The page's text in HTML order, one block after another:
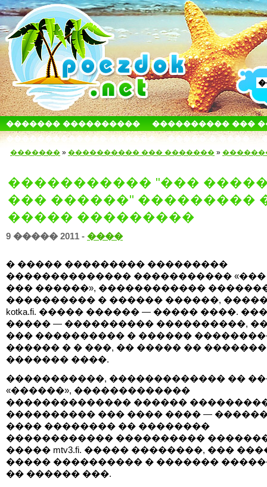
������� ����������
���������� ���
������������� ������
����� � ����
������� » ���������� ��� ������� »
����������� "���
��� ������" ���������
����� ���������
9 ����� 2011 - ����
� ����� ��������� ���������
�������������� �����������
��� ������», ������������
���������� � ������ ������,
kotka.fi. ����� ������ — ����� ����.
����� — ���������� ����������,
��� ���������� � ������
������ � � ���, �� ����� �� �������
������� ����.
�����������, ������������� ��
«������», �������������
�������������� ������
���������� ��� ���� ���� —
���� �������� �� ��������
������������ ����������
����� mtv3.fi. ����� ��������, ���
����� ���������� � �������
�� ������ ���.